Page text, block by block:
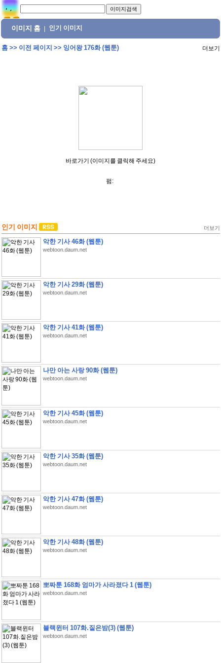
이미지 홈 인기 이미지
홈>> 이전 페이지 >> 잉어왕 176화 (웹툰) 더보기
바로가기 (이미지를 클릭해 주세요)
펌:
인기 이미지 더보기
악한 기사 46화 (웹툰)
webtoon.daum.net
악한 기사 29화 (웹툰)
webtoon.daum.net
악한 기사 41화 (웹툰)
webtoon.daum.net
나만 아는 사랑 90화 (웹툰)
webtoon.daum.net
악한 기사 45화 (웹툰)
webtoon.daum.net
악한 기사 35화 (웹툰)
webtoon.daum.net
악한 기사 47화 (웹툰)
webtoon.daum.net
악한 기사 48화 (웹툰)
webtoon.daum.net
뽀짜툰 168화 엄마가 사라졌다 1 (웹툰)
webtoon.daum.net
블랙윈터 107화.짙은밤(3) (웹툰)
webtoon.daum.net